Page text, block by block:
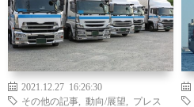
2021.12.27 16:26:30
その他の記事
動向/展望
プレス